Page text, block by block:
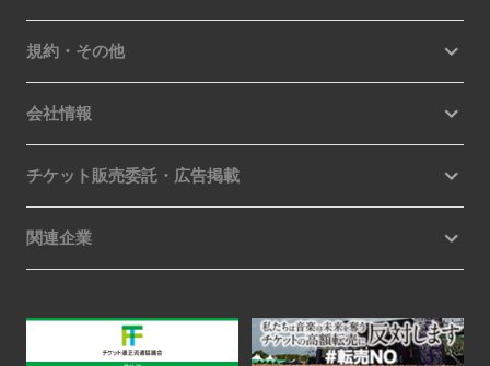
規約・その他
会社情報
チケット販売委託・広告掲載
関連企業